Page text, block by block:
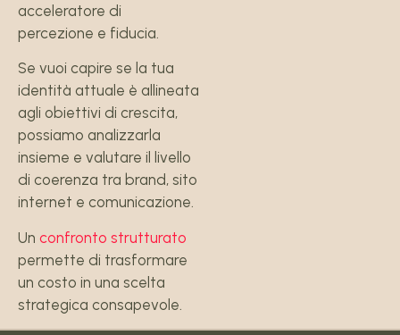
acceleratore di
percezione e fiducia.
Se vuoi capire se la tua
identità attuale è allineata
agli obiettivi di crescita,
possiamo analizzarla
insieme e valutare il livello
di coerenza tra brand, sito
internet e comunicazione.
Un confronto strutturato
permette di trasformare
un costo in una scelta
strategica consapevole.